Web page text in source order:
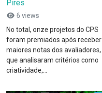
Pires
6 views
No total, onze projetos do CPS
foram premiados após receber
maiores notas dos avaliadores,
que analisaram critérios como
criatividade,...